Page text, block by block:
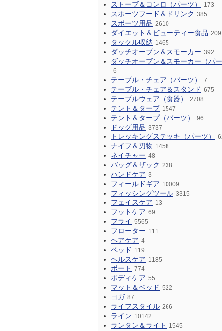
ストーブ＆コンロ（パーツ） 173
スポーツフード＆ドリンク 385
スポーツ用品 2610
ダイエット＆ビューティー食品 209
タックル収納 1465
ダッチオーブン＆スモーカー 392
ダッチオーブン＆スモーカー（パ
6
テーブル・チェア（パーツ） 7
テーブル・チェア＆スタンド 675
テーブルウェア（食器） 2708
テント＆タープ 1547
テント＆タープ（パーツ） 96
ドッグ用品 3737
トレッキングステッキ（パーツ）
ナイフ＆刃物 1458
ネイチャー 48
バッグ＆ザック 238
ハンドケア 3
フィールドギア 10009
フィッシングツール 3315
フェイスケア 13
フットケア 69
フライ 5565
フローター 111
ヘアケア 4
ベッド 119
ヘルスケア 1185
ボート 774
ボディケア 55
マット＆ベッド 522
ヨガ 87
ライフスタイル 266
ライン 10142
ランタン＆ライト 1545